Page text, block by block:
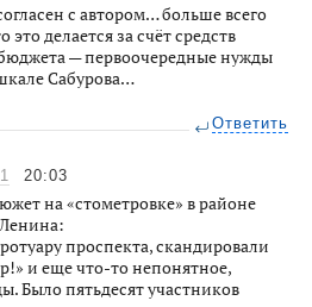
с автором… больше всего
это делается за счёт средств
— первоочередные нужды
Сабурова…
Ответить
20:03
на «стометровке» в районе
проспекта, скандировали
и еще что-то непонятное,
Было пятьдесят участников